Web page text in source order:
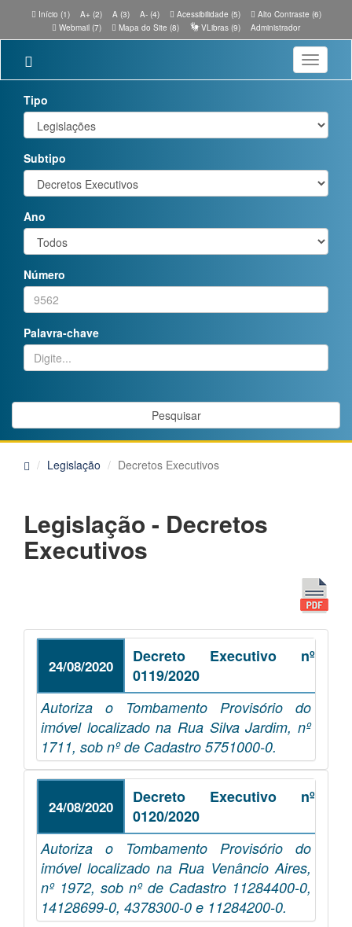
Início (1) A+ (2) A (3) A- (4) Acessibilidade (5)
Alto Contraste (6)
Webmail (7)
Mapa do Site (8) VLibras (9) Administrador
Toggle
Tipo
Subtipo
Ano
Número
Palavra-chave
Pesquisar
Legislação Decretos Executivos
Legislação - Decretos
Executivos
24/08/2020
Decreto Executivo nº
0119/2020
Autoriza o Tombamento Provisório do
imóvel localizado na Rua Silva Jardim, nº
1711, sob nº de Cadastro 5751000-0.
24/08/2020
Decreto Executivo nº
0120/2020
Autoriza o Tombamento Provisório do
imóvel localizado na Rua Venâncio Aires,
nº 1972, sob nº de Cadastro 11284400-0,
14128699-0, 4378300-0 e 11284200-0.